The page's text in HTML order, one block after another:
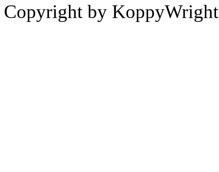
Copyright by KoppyWright